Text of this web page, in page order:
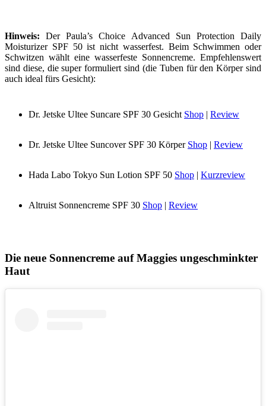
Hinweis: Der Paula’s Choice Advanced Sun Protection Daily
Moisturizer SPF 50 ist nicht wasserfest. Beim Schwimmen oder
Schwitzen wählt eine wasserfeste Sonnencreme. Empfehlenswert
sind diese, die super formuliert sind (die Tuben für den Körper sind
auch ideal fürs Gesicht):
Dr. Jetske Ultee Suncare SPF 30 Gesicht Shop | Review
Dr. Jetske Ultee Suncover SPF 30 Körper Shop | Review
Hada Labo Tokyo Sun Lotion SPF 50 Shop | Kurzreview
Altruist Sonnencreme SPF 30 Shop | Review
Die neue Sonnencreme auf Maggies ungeschminkter
Haut